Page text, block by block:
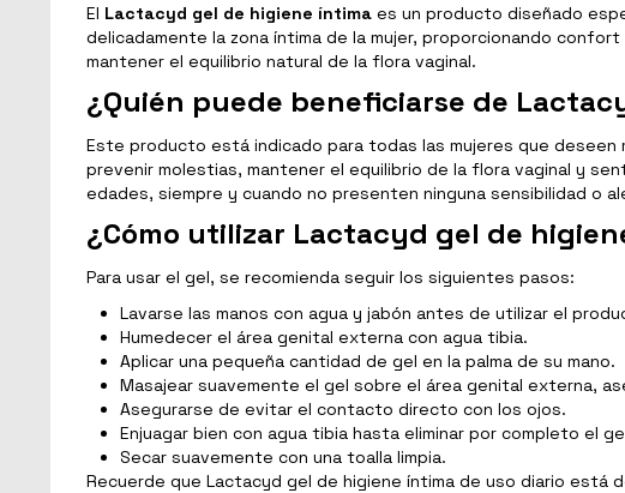
El Lactacyd gel de higiene íntima es un producto diseñado
delicadamente la zona íntima de la mujer, proporcionando
mantener el equilibrio natural de la flora vaginal.
¿Quién puede beneficiarse de
Este producto está indicado para todas las mujeres que deseen
prevenir molestias, mantener el equilibrio de la flora vaginal y
edades, siempre y cuando no presenten ninguna sensibilidad o
¿Cómo utilizar Lactacyd gel de
Para usar el gel, se recomienda seguir los siguientes pasos:
Lavarse las manos con agua y jabón antes de utilizar el
Humedecer el área genital externa con agua tibia.
Aplicar una pequeña cantidad de gel en la palma de su mano.
Masajear suavemente el gel sobre el área genital externa,
Asegurarse de evitar el contacto directo con los ojos.
Enjuagar bien con agua tibia hasta eliminar por completo el
Secar suavemente con una toalla limpia.
Recuerde que Lactacyd gel de higiene íntima de uso diario está